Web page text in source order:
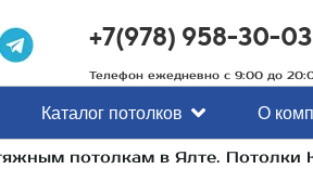
+7(978) 958-30-03
Телефон ежедневно с 9:00 до
Каталог потолков О
потолкам в Ялте. Потолки